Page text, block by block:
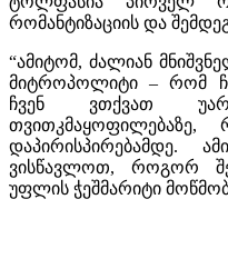
რომანტიზაციის და
“ამიტომ, ძალიან
მიტროპოლიტი – რომ
ჩვენ ვთქვათ
თვითკმაყოფილებაზე,
დაპირისპირებამდე.
ვისწავლოთ, როგორ
უფლის ჭეშმარიტი